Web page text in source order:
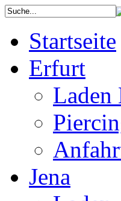
Startseite
Erfurt
Laden
Jena